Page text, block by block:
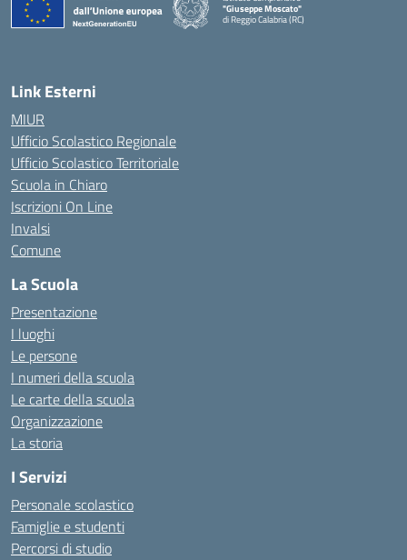
"Giuseppe Moscato"
di Reggio Calabria (RC)
— Visita la pagina iniziale della scuola
Link Esterni
MIUR
Ufficio Scolastico Regionale
Ufficio Scolastico Territoriale
Scuola in Chiaro
Iscrizioni On Line
Invalsi
Comune
La Scuola
Presentazione
I luoghi
Le persone
I numeri della scuola
Le carte della scuola
Organizzazione
La storia
I Servizi
Personale scolastico
Famiglie e studenti
Percorsi di studio